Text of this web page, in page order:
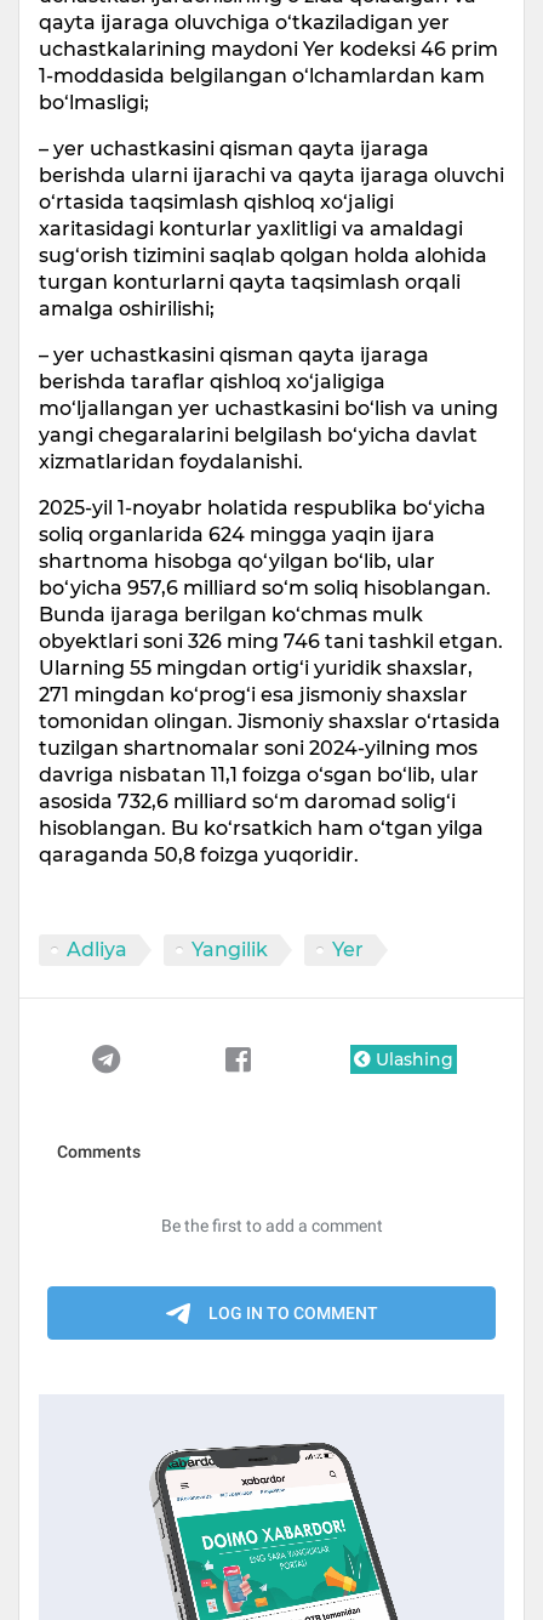
qayta ijaraga oluvchiga o‘tkaziladigan yer
uchastkalarining maydoni Yer kodeksi 46 prim
1-moddasida belgilangan o‘lchamlardan kam
bo‘lmasligi;
– yer uchastkasini qisman qayta ijaraga
berishda ularni ijarachi va qayta ijaraga oluvchi
o‘rtasida taqsimlash qishloq xo‘jaligi
xaritasidagi konturlar yaxlitligi va amaldagi
sug‘orish tizimini saqlab qolgan holda alohida
turgan konturlarni qayta taqsimlash orqali
amalga oshirilishi;
– yer uchastkasini qisman qayta ijaraga
berishda taraflar qishloq xo‘jaligiga
mo‘ljallangan yer uchastkasini bo‘lish va uning
yangi chegaralarini belgilash bo‘yicha davlat
xizmatlaridan foydalanishi.
2025-yil 1-noyabr holatida respublika bo‘yicha
soliq organlarida 624 mingga yaqin ijara
shartnoma hisobga qo‘yilgan bo‘lib, ular
bo‘yicha 957,6 milliard so‘m soliq hisoblangan.
Bunda ijaraga berilgan ko‘chmas mulk
obyektlari soni 326 ming 746 tani tashkil etgan.
Ularning 55 mingdan ortig‘i yuridik shaxslar,
271 mingdan ko‘prog‘i esa jismoniy shaxslar
tomonidan olingan. Jismoniy shaxslar o‘rtasida
tuzilgan shartnomalar soni 2024-yilning mos
davriga nisbatan 11,1 foizga o‘sgan bo‘lib, ular
asosida 732,6 milliard so‘m daromad solig‘i
hisoblangan. Bu ko‘rsatkich ham o‘tgan yilga
qaraganda 50,8 foizga yuqoridir.
Adliya Yangilik Yer
Ulashing